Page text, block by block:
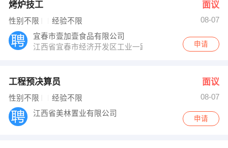
烤炉技工 面议
性别不限 经验不限
08-07
宜春市壹加壹食品有限公司
江西省宜春市经济开发区工业一路9号
申请
工程预决算员 面议
性别不限 经验不限
08-07
江西省美林置业有限公司
申请